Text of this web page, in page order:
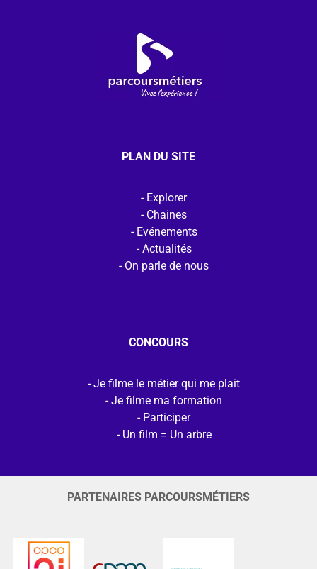
PLAN DU SITE
Explorer
Chaines
Evénements
Actualités
On parle de nous
CONCOURS
Je filme le métier qui me plait
Je filme ma formation
Participer
Un film = Un arbre
PARTENAIRES PARCOURSMÉTIERS